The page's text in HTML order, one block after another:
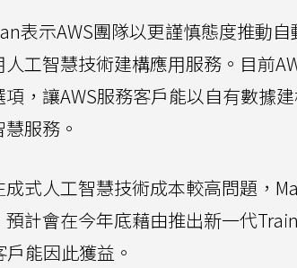
表示AWS團隊以更謹慎態度推動
工智慧技術建構應用服務。目前
，讓AWS服務客戶能以自有數據
服務。
式人工智慧技術成本較高問題，
計會在今年底藉由推出新一代
能因此獲益。